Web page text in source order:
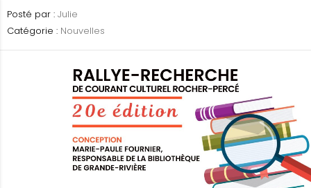
Posté par : Julie
Catégorie : Nouvelles